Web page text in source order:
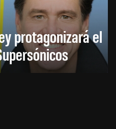
protagonizará el